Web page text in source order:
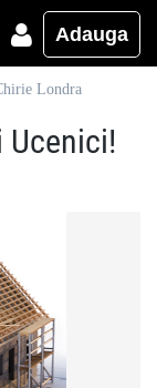
Adauga
Londra